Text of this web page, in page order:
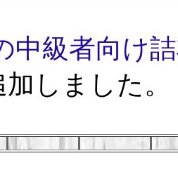
中級者向け
しました。